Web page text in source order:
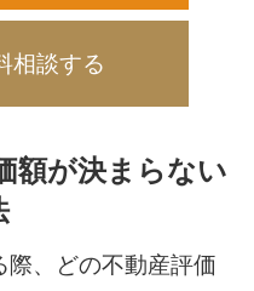
相談する
額が決まらない
、どの不動産評価